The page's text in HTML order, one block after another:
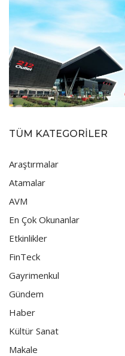
TÜM KATEGORİLER
Araştırmalar
Atamalar
AVM
En Çok Okunanlar
Etkinlikler
FinTeck
Gayrimenkul
Gündem
Haber
Kültür Sanat
Makale